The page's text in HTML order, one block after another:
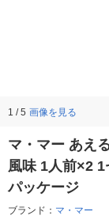
1 / 5 画像を見る
マ・マー あえ
風味 1人前×2
パッケージ
ブランド： マ・マー